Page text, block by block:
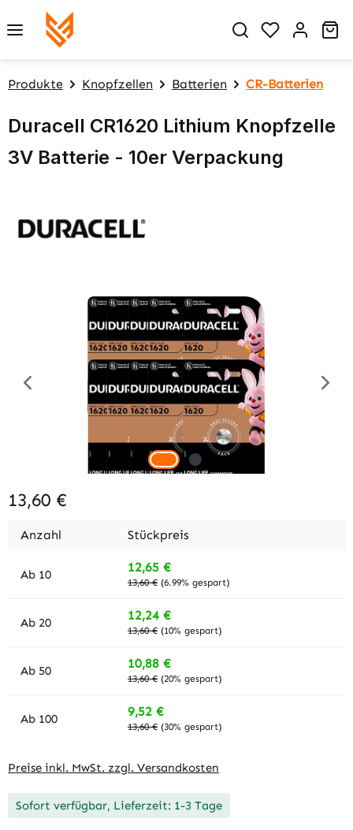
Zum Hauptinhalt springen
Du hast 0
Produkte Knopfzellen Batterien CR-Batterien
Duracell CR1620 Lithium Knopfzelle
3V Batterie - 10er Verpackung
Bildergalerie überspringen
13,60 €
Anzahl Stückpreis
Ab 10 12,65 €
13,60 € (6.99% gespart)
Ab 20 12,24 €
13,60 € (10% gespart)
Ab 50 10,88 €
13,60 € (20% gespart)
Ab 100 9,52 €
13,60 € (30% gespart)
Preise inkl. MwSt. zzgl. Versandkosten
Sofort verfügbar, Lieferzeit: 1-3 Tage